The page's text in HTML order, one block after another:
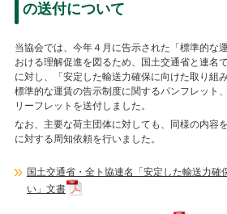
の送付について
当協会では、今年４月に告示された「標準的な
おける理解促進を図るため、国土交通省と連名
に対し、「安定した輸送力確保に向けた取り組
標準的な運賃の告示制度に関するパンフレット
リーフレットを送付しました。
なお、主要な荷主団体に対しても、同様の内容
に対する周知依頼を行いました。
国土交通省・全ト協連名「安定した輸送力確
い」文書